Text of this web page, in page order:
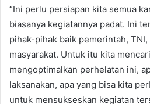
“Ini perlu persiapan kita semua
biasanya kegiatannya padat. Ini
pihak-pihak baik pemerintah,
masyarakat. Untuk itu kita
mengoptimalkan perhelatan ini,
laksanakan, apa yang bisa kita
untuk mensukseskan kegiatan